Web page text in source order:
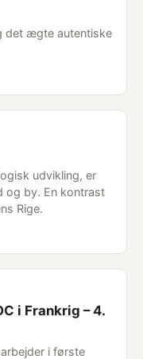
det ægte autentiske
udvikling, er
og by. En kontrast
Rige.
i Frankrig – 4.
i første